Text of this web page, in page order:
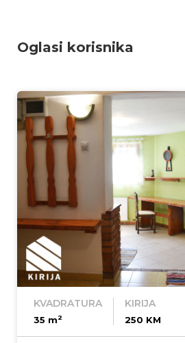
Oglasi korisnika
KVADRATURA
35 m2
KIRIJA
250 KM